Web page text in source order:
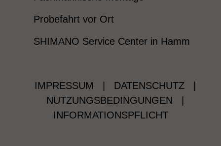
Probefahrt vor Ort
SHIMANO Service Center in Hamm
IMPRESSUM DATENSCHUTZ
NUTZUNGSBEDINGUNGEN
INFORMATIONSPFLICHT